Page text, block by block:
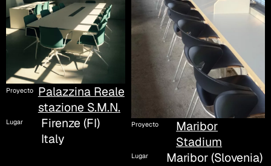
Proyecto
Palazzina Reale
stazione S.M.N.
Lugar
Firenze (FI)
Italy
Proyecto
Maribor
Stadium
Lugar Maribor (Slovenia)